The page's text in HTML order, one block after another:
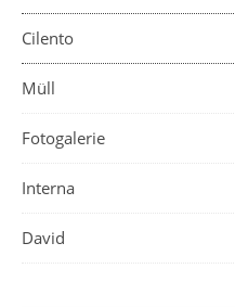
Cilento
Müll
Fotogalerie
Interna
David